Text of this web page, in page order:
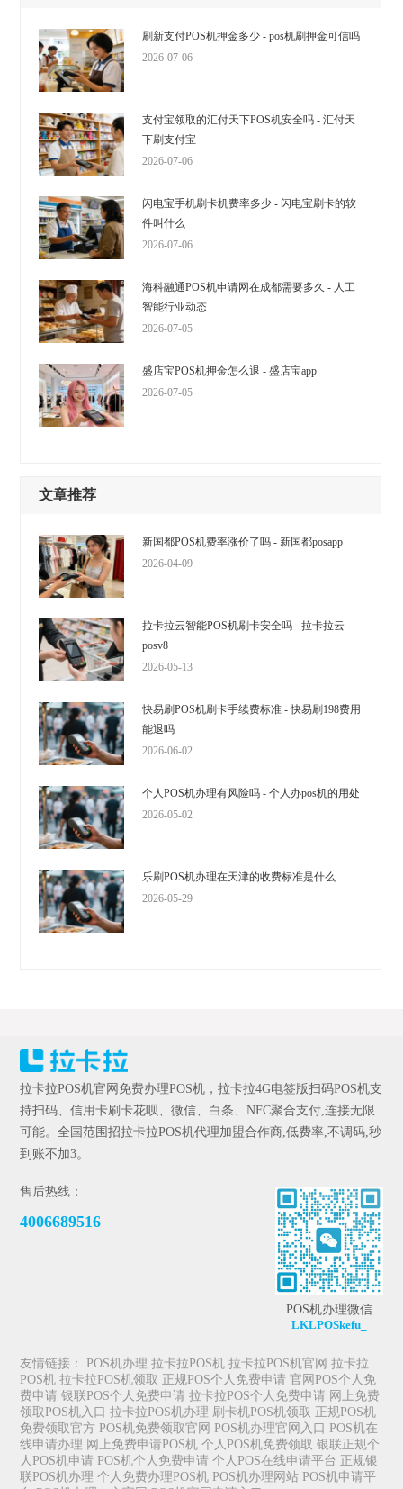
刷新支付POS机押金多少 - pos机刷押金可信吗
2026-07-06
支付宝领取的汇付天下POS机安全吗 - 汇付天
下刷支付宝
2026-07-06
闪电宝手机刷卡机费率多少 - 闪电宝刷卡的软
件叫什么
2026-07-06
海科融通POS机申请网在成都需要多久 - 人工
智能行业动态
2026-07-05
盛店宝POS机押金怎么退 - 盛店宝app
2026-07-05
文章推荐
新国都POS机费率涨价了吗 - 新国都posapp
2026-04-09
拉卡拉云智能POS机刷卡安全吗 - 拉卡拉云
posv8
2026-05-13
快易刷POS机刷卡手续费标准 - 快易刷198费用
能退吗
2026-06-02
个人POS机办理有风险吗 - 个人办pos机的用处
2026-05-02
乐刷POS机办理在天津的收费标准是什么
2026-05-29
拉卡拉POS机官网免费办理POS机，拉卡拉4G电签版扫码POS机支
持扫码、信用卡刷卡花呗、微信、白条、NFC聚合支付,连接无限
可能。全国范围招拉卡拉POS机代理加盟合作商,低费率,不调码,秒
到账不加3。
售后热线：
4006689516
POS机办理微信
LKLPOSkefu_
友情链接： POS机办理 拉卡拉POS机 拉卡拉POS机官网 拉卡拉
POS机 拉卡拉POS机领取 正规POS个人免费申请 官网POS个人免
费申请 银联POS个人免费申请 拉卡拉POS个人免费申请 网上免费
领取POS机入口 拉卡拉POS机办理 刷卡机POS机领取 正规POS机
免费领取官方 POS机免费领取官网 POS机办理官网入口 POS机在
线申请办理 网上免费申请POS机 个人POS机免费领取 银联正规个
人POS机申请 POS机个人免费申请 个人POS在线申请平台 正规银
联POS机办理 个人免费办理POS机 POS机办理网站 POS机申请平